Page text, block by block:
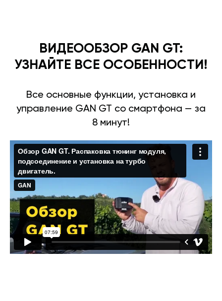
ВИДЕООБЗОР GAN GT:
УЗНАЙТЕ ВСЕ ОСОБЕННОСТИ!
Все основные функции, установка и
управление GAN GT со смартфона — за
8 минут!